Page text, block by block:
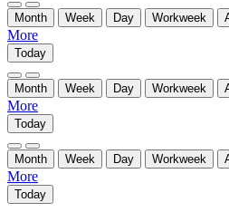
Month Week Day Workweek
More
Today
Month Week Day Workweek
More
Today
Month Week Day Workweek
More
Today